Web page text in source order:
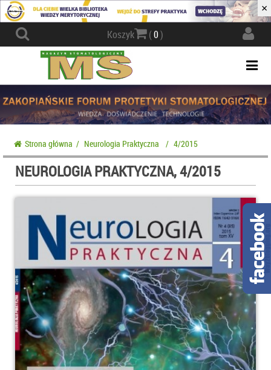
×
Koszyk (0)
Strona główna / Neurologia Praktyczna / 4/2015
NEUROLOGIA PRAKTYCZNA, 4/2015